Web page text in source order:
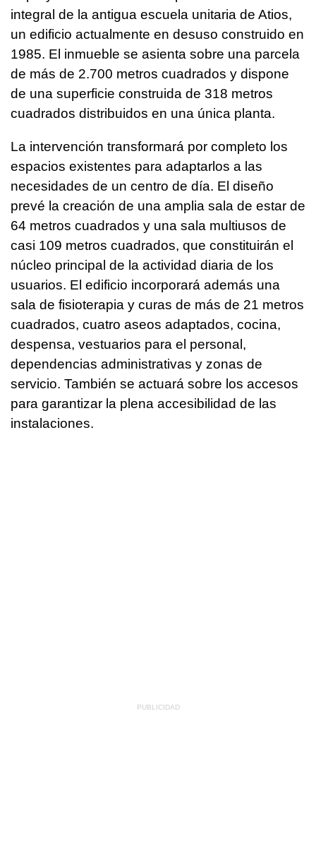
integral de la antigua escuela unitaria de Atios,
un edificio actualmente en desuso construido en
1985. El inmueble se asienta sobre una parcela
de más de 2.700 metros cuadrados y dispone
de una superficie construida de 318 metros
cuadrados distribuidos en una única planta.
La intervención transformará por completo los
espacios existentes para adaptarlos a las
necesidades de un centro de día. El diseño
prevé la creación de una amplia sala de estar de
64 metros cuadrados y una sala multiusos de
casi 109 metros cuadrados, que constituirán el
núcleo principal de la actividad diaria de los
usuarios. El edificio incorporará además una
sala de fisioterapia y curas de más de 21 metros
cuadrados, cuatro aseos adaptados, cocina,
despensa, vestuarios para el personal,
dependencias administrativas y zonas de
servicio. También se actuará sobre los accesos
para garantizar la plena accesibilidad de las
instalaciones.